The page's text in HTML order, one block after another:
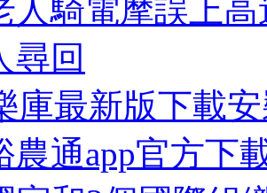
人騎電摩誤上
尋回
庫最新版下載
農通app官方下